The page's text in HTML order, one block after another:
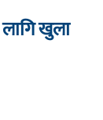
खुला